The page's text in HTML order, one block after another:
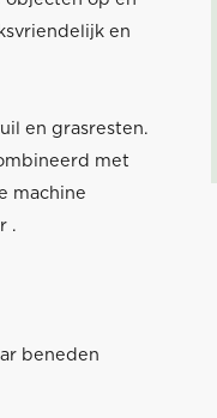
en
en grasresten.
met
machine
.
beneden